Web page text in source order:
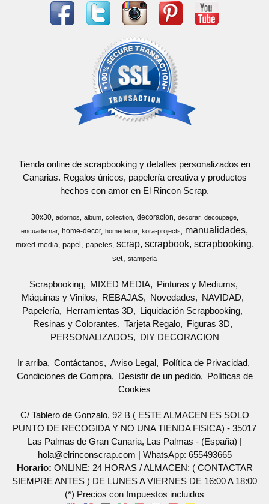
Tienda online de scrapbooking y detalles personalizados en
Canarias. Regalos únicos, papelería creativa y productos
hechos con amor en El Rincon Scrap.
30x30 adornos album collection decoracion decorar
decoupage
encuadernar
home-decor homedecor kora-projects manualidades
mixed-media papel papeles scrap scrapbook scrapbooking
set stamperia
Scrapbooking MIXED MEDIA
Pinturas y Mediums
Máquinas y Vinilos
REBAJAS Novedades
NAVIDAD
Papelería
Herramientas 3D
Liquidación Scrapbooking
Resinas y Colorantes
Tarjeta Regalo
Figuras 3D
PERSONALIZADOS
DIY DECORACION
Ir arriba Contáctanos Aviso Legal
Política de Privacidad
Condiciones de Compra
Desistir de un pedido
Políticas de
Cookies
C/ Tablero de Gonzalo, 92 B ( ESTE ALMACEN ES SOLO
PUNTO DE RECOGIDA Y NO UNA TIENDA FISICA) - 35017
Las Palmas de Gran Canaria, Las Palmas - (España) |
hola@elrinconscrap.com | WhatsApp: 655493665
Horario: ONLINE: 24 HORAS / ALMACEN: ( CONTACTAR
SIEMPRE ANTES ) DE LUNES A VIERNES DE 16:00 A 18:00
(*) Precios con Impuestos incluidos